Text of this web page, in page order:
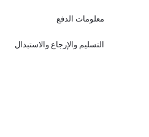
معلومات الدفع
التسليم والإرجاع والاستبدال